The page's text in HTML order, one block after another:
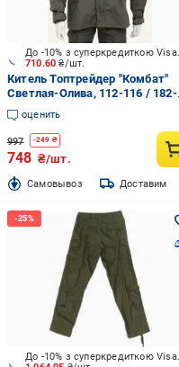
710.60₴/шт.
До -10% з суперкредиткою Visa Вигода
Китель Топтрейдер "Комбат"
Светлая-Олива, 112-116 / 182-
188cм р.XL
оценить
997 -249 ₴
748 ₴/шт.
Cамовывоз Доставим
До -10% з суперкредиткою Visa Вигода